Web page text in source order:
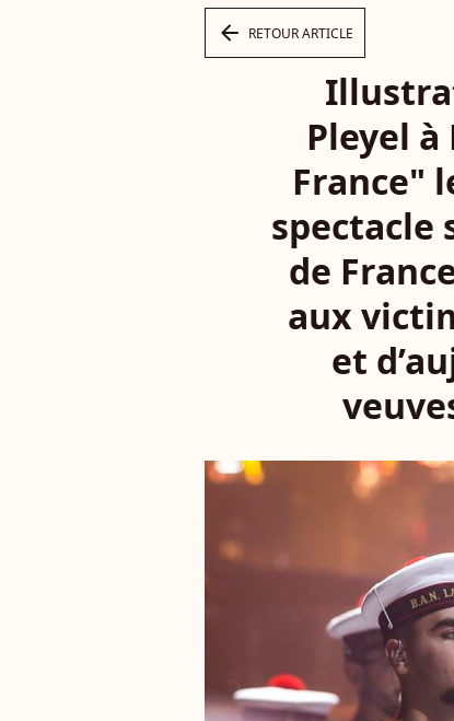
arrow_left RETOUR ARTICLE
Pleyel
France"
spectacle
de
aux
et